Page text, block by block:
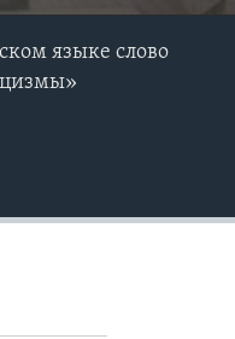
языке слово